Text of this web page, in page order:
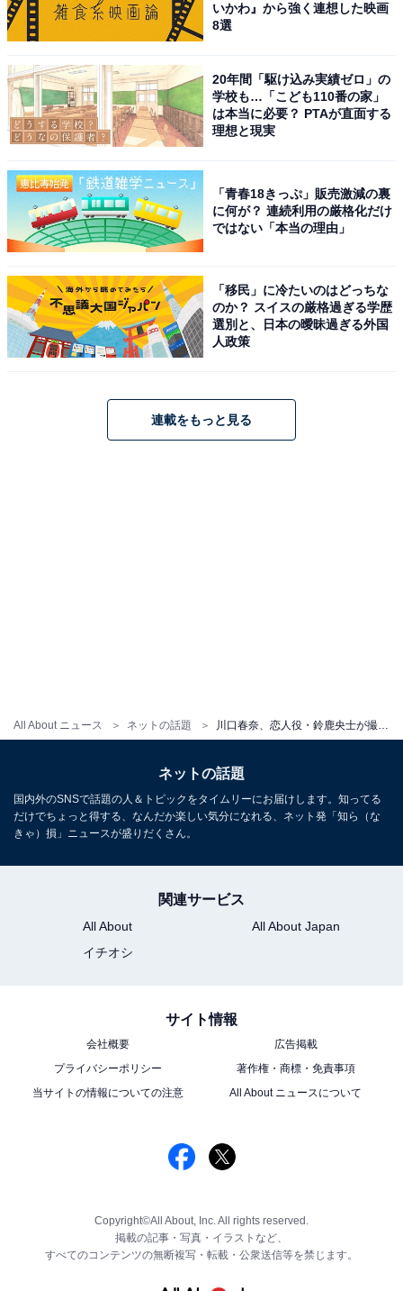
All About ニュース ネットの話題
いかわ』から強く連想した映画
8選
20年間「駆け込み実績ゼロ」の
学校も…「こども110番の家」
は本当に必要？ PTAが直面する
理想と現実
「青春18きっぷ」販売激減の裏
に何が？ 連続利用の厳格化だけ
ではない「本当の理由」
「移民」に冷たいのはどっちな
のか？ スイスの厳格過ぎる学歴
選別と、日本の曖昧過ぎる外国
人政策
連載をもっと見る
ネットの話題
国内外のSNSで話題の人＆トピックをタイムリーにお届けします。知ってる
だけでちょっと得する、なんだか楽しい気分になれる、ネット発「知ら（な
きゃ）損」ニュースが盛りだくさん。
関連サービス
All About
All About Japan
イチオシ
サイト情報
会社概要
広告掲載
プライバシーポリシー
著作権・商標・免責事項
当サイトの情報についての注意
All About ニュースについて
Copyright©All About, Inc. All rights reserved.
掲載の記事・写真・イラストなど、
すべてのコンテンツの無断複写・転載・公衆送信等を禁じます。